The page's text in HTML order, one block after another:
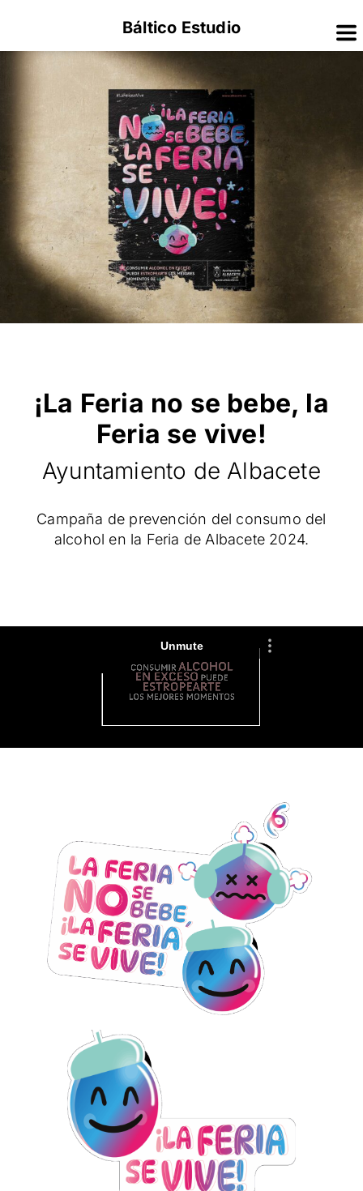
Báltico Estudio
¡La Feria no se bebe, la
Feria se vive!
Ayuntamiento de Albacete
Campaña de prevención del consumo del
alcohol en la Feria de Albacete 2024.